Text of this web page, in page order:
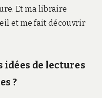
Et ma libraire
et me fait découvrir
idées de lectures
?